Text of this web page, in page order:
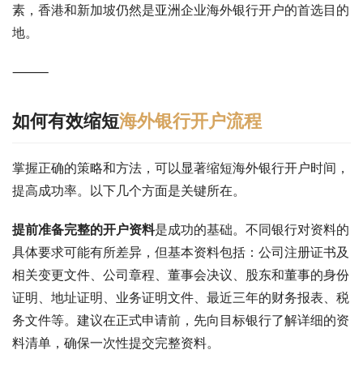
素，香港和新加坡仍然是亚洲企业海外银行开户的首选目的
地。
⸻
如何有效缩短海外银行开户流程
掌握正确的策略和方法，可以显著缩短海外银行开户时间，
提高成功率。以下几个方面是关键所在。
提前准备完整的开户资料是成功的基础。不同银行对资料的
具体要求可能有所差异，但基本资料包括：公司注册证书及
相关变更文件、公司章程、董事会决议、股东和董事的身份
证明、地址证明、业务证明文件、最近三年的财务报表、税
务文件等。建议在正式申请前，先向目标银行了解详细的资
料清单，确保一次性提交完整资料。